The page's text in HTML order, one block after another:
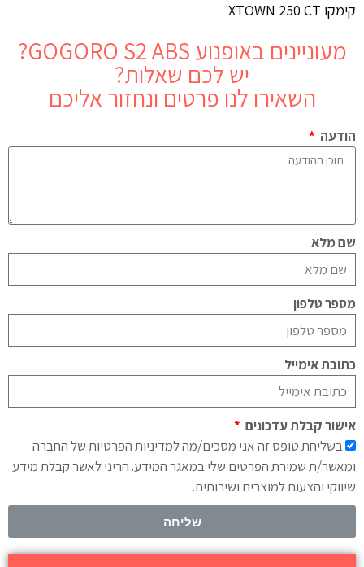
קימקו XTOWN 250 CT
מעוניינים באופנוע GOGORO S2 ABS
?
יש לכם שאלות?
השאירו לנו פרטים ונחזור אליכם
הודעה
שם מלא
מספר טלפון
כתובת אימייל
אישור קבלת עדכונים
בשליחת טופס זה אני מסכים/מה למדיניות הפרטיות של החברה
ומאשר/ת שמירת הפרטים שלי במאגר המידע. הריני לאשר קבלת מידע
שיווקי והצעות למוצרים ושירותים.
שליחה